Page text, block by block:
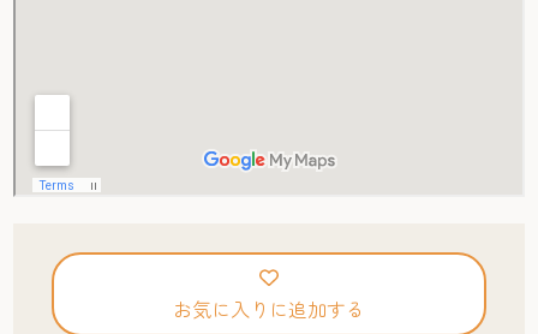
お気に入りに追加する